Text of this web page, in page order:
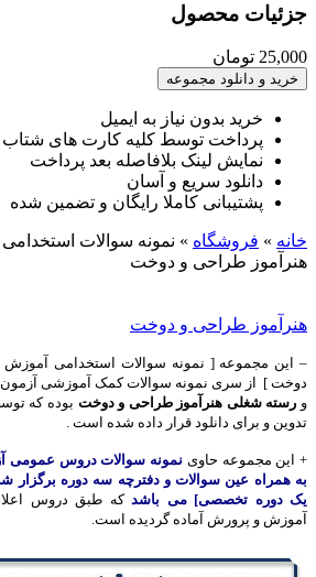
جزئیات محصول
25,000 تومان
خرید و دانلود مجموعه
خرید بدون نیاز به ایمیل
پرداخت توسط کلیه کارت های شتاب
نمایش لینک بلافاصله بعد پرداخت
دانلود سریع و آسان
پشتیبانی کاملا رایگان و تضمین شده
خانه » فروشگاه » نمونه سوالات
هنرآموز طراحی و دوخت
هنرآموز طراحی و دوخت
– این مجموعه [ نمونه سوالات استخدامی
دوخت ] از سری نمونه سوالات کمک آموزشی
و رسته شغلی هنرآموز طراحی و دوخت بوده که
تدوین و برای دانلود قرار داده شده است .
+ این مجموعه حاوی نمونه سوالات دروس عمومی
به همراه عین سوالات و دفترچه سه دوره
یک دوره تخصصی] می باشد که طبق دروس
آموزش و پرورش آماده گردیده است.